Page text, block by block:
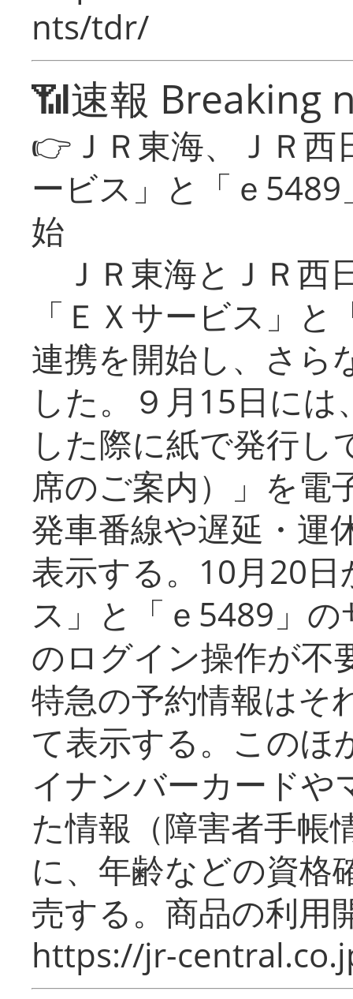
nts/tdr/
📶速報 Breaking
👉ＪＲ東海、ＪＲ
ービス」と「ｅ
始
ＪＲ東海とＪＲ西
「ＥＸサービス」
連携を開始し、さら
した。９月15日に
した際に紙で発行し
席のご案内）」を電
発車番線や遅延・運
表示する。10月20
ス」と「ｅ5489」
のログイン操作が不
特急の予約情報はそ
て表示する。このほ
イナンバーカードや
た情報（障害者手帳
に、年齢などの資格
売する。商品の利用
https://jr-